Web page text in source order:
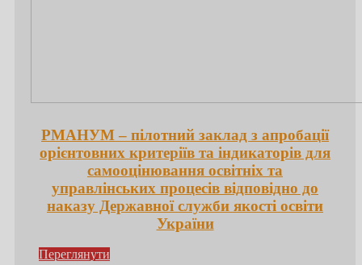
РМАНУМ – пілотний заклад з апробації
орієнтовних критеріїв та індикаторів для
самооцінювання освітніх та
управлінських процесів відповідно до
наказу Державної служби якості освіти
України
Переглянути